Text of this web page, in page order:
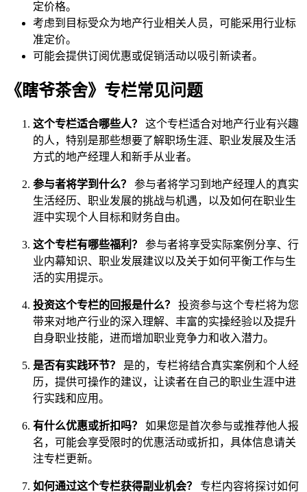
定价格。
考虑到目标受众为地产行业相关人员，可能采用行业标
准定价。
可能会提供订阅优惠或促销活动以吸引新读者。
《瞎爷茶舍》专栏常见问题
这个专栏适合哪些人？
这个专栏适合对地产行业有兴趣
的人，特别是那些想要了解职场生涯、职业发展及生活
方式的地产经理人和新手从业者。
参与者将学到什么？
参与者将学习到地产经理人的真实
生活经历、职业发展的挑战与机遇，以及如何在职业生
涯中实现个人目标和财务自由。
这个专栏有哪些福利？
参与者将享受实际案例分享、行
业内幕知识、职业发展建议以及关于如何平衡工作与生
活的实用提示。
投资这个专栏的回报是什么？
投资参与这个专栏将为您
带来对地产行业的深入理解、丰富的实操经验以及提升
自身职业技能，进而增加职业竞争力和收入潜力。
是否有实践环节？
是的，专栏将结合真实案例和个人经
历，提供可操作的建议，让读者在自己的职业生涯中进
行实践和应用。
有什么优惠或折扣吗？
如果您是首次参与或推荐他人报
名，可能会享受限时的优惠活动或折扣，具体信息请关
注专栏更新。
如何通过这个专栏获得副业机会？ 专栏内容将探讨如何